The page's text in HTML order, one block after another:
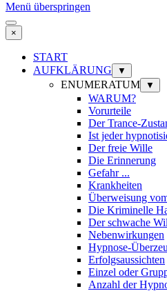
Menü überspringen
×
START
AUFKLÄRUNG
▼
ENUMERATUM ▼
WARUM?
Vorurteile
Der Trance-
Ist jeder
Der freie Wille
Die Erinnerung
Gefahr ...
Krankheiten
Überweisung
Die Kriminelle
Der schwache
Nebenwirkungen
Hypnose-
Erfolgsaussichten
Einzel oder
Anzahl der